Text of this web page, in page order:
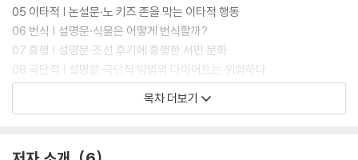
05 이타적 | 논설문·노 키즈 존을 막는 이타적 행동
06 번식 | 설명문·식물은 어떻게 번식할까?
07 흥행 | 설명문·조선 후기에 흥행한 서민 문화
08 극단적 | 설명문·극단적 방법의 다이어트는 위험하다
09 침략 | 전기문·싸우지 않고 거란의 침략을 물리친 서희
10 원심력 | 설명문·자전거에 작용하는 관성과 원심력
목차 더보기